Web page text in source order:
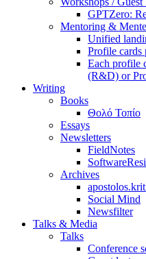
GPTZero:
Mentoring &
Unified
Profile cards
Each profile
(R&D) or
Writing
Books
Θολό Τοπίο
Essays
Newsletters
FieldNotes
Archives
Social Mind
Newsfilter
Talks & Media
Talks
Conference